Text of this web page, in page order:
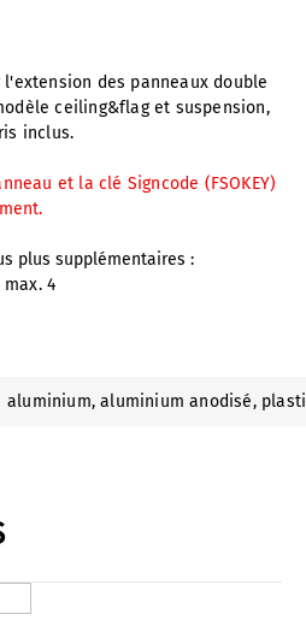
des panneaux double
ceiling&flag et suspension,
inclus.
et la clé Signcode (FSOKEY)
plus supplémentaires :
4
aluminium, aluminium anodisé,